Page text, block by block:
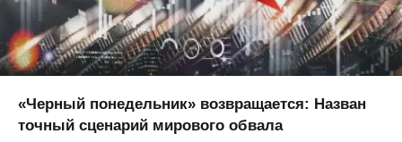
«Черный понедельник» возвращается: Назван
точный сценарий мирового обвала